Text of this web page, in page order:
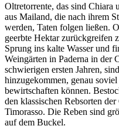
Oltretorrente, das sind
aus Mailand, die nach ihrem
werden, Taten folgen ließen.
geerbte Hektar zurückgreifen
Sprung ins kalte Wasser und
Weingärten in Paderna in der
schwierigen ersten Jahren,
hinzugekommen, genau
bewirtschaften können.
den klassischen Rebsorten
Timorasso. Die Reben sind
auf dem Buckel.